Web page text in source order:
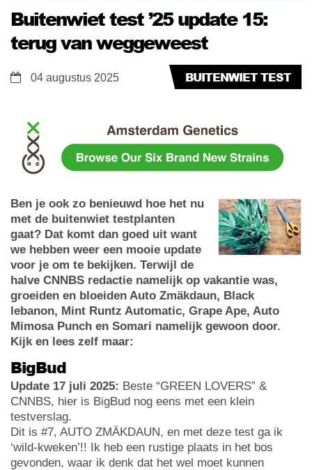
Buitenwiet test ’25 update 15:
terug van weggeweest
BUITENWIET TEST
04 augustus 2025
Ben je ook zo benieuwd hoe het nu
met de buitenwiet testplanten
gaat? Dat komt dan goed uit want
we hebben weer een mooie update
voor je om te bekijken. Terwijl de
halve CNNBS redactie namelijk op vakantie was,
groeiden en bloeiden Auto Zmäkdaun, Black
lebanon, Mint Runtz Automatic, Grape Ape, Auto
Mimosa Punch en Somari namelijk gewoon door.
Kijk en lees zelf maar:
BigBud
Update 17 juli 2025: Beste “GREEN LOVERS” &
CNNBS, hier is BigBud nog eens met een klein
testverslag.
Dit is #7, AUTO ZMÄKDAUN, en met deze test ga ik
‘wild-kweken’!! Ik heb een rustige plaats in het bos
gevonden, waar ik denk dat het wel moet kunnen